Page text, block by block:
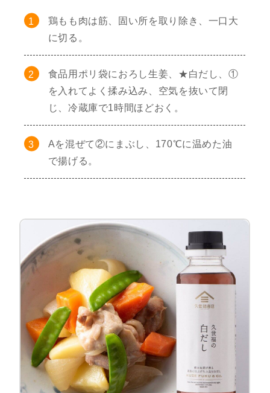
鶏もも肉は筋、固い所を取り除き、一口大
に切る。
食品用ポリ袋におろし生姜、★白だし、①
を入れてよく揉み込み、空気を抜いて閉
じ、冷蔵庫で1時間ほどおく。
Aを混ぜて②にまぶし、170℃に温めた油
で揚げる。